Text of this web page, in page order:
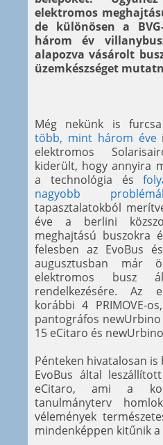
elektromos
de különösen a
három év
alapozva vásárolt
üzemkészséget
Még nekünk is
több, mint három éve
elektromos
kiderült, hogy annyira
a technológia és
nagyobb
tapasztalatokból
éve a berlini
meghajtású buszokra
felesben az EvoBus
augusztusban már
elektromos
rendelkezésére. Az
korábbi 4 PRIMOVE-
pantográfos
15 eCitaro és
Pénteken hivatalosan
EvoBus által
eCitaro, ami a
tanulmányterv
vélemények
mindenképpen kitűnik